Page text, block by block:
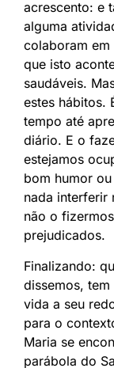
acrescento: e
alguma
colaboram
que isto
saudáveis.
estes hábitos.
tempo até
diário. E o
estejamos
bom humor
nada interferir
não o
prejudicados.
Finalizando:
dissemos,
vida a seu
para o
Maria se
parábola do